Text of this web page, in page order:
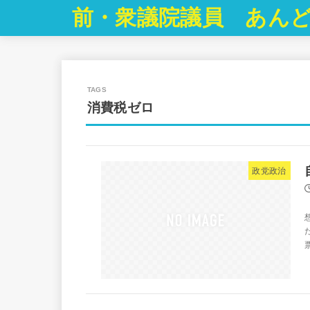
前・衆議院議員 あん
消費税ゼロ
政党政治